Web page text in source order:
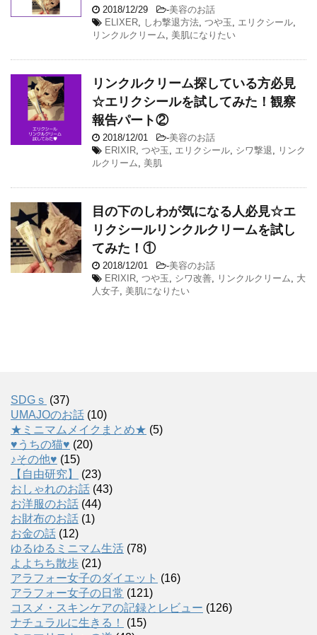
2018/12/29 -美容のお話
ELIXER
しわ撃退方法 つや玉 エリクシール
リンクルクリーム
美肌になりたい
リンクルクリーム探している方必見
☆エリクシールを試してみた！観察
報告パート②
2018/12/01 -美容のお話
ERIXIR つや玉 エリクシール シワ撃退
リンク
ルクリーム
美肌
目の下のしわが気になる人必見☆エ
リクシールリンクルクリームを試し
てみた！①
2018/12/01 -美容のお話
ERIXIR つや玉 シワ改善 リンクルクリーム
大
人女子 美肌になりたい
SDGｓ (37)
UMAJOのお話 (10)
★ミニマムメイクまとめ★ (5)
♥うちの猫♥ (20)
♪その他♥ (15)
【自由研究】
(23)
おしゃれのお話 (43)
お洋服のお話 (44)
お財布のお話 (1)
お金の話 (12)
ゆるゆるミニマム生活 (78)
よよちち散歩 (21)
アラフォー女子のダイエット (16)
アラフォー女子の日常 (121)
コスメ・スキンケアの記録とレビュー (126)
ナチュラルに生きる！
(15)